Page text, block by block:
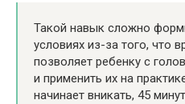
Такой навык сложно
условиях из-за того, что
позволяет ребенку с
и применить их на
начинает вникать, 45